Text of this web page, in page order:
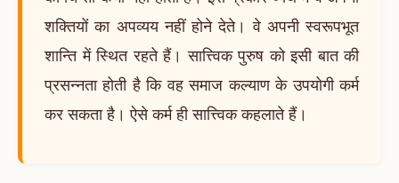
शक्तियों का अपव्यय नहीं होने देते। वे अपनी स्वरूपभूत
शान्ति में स्थित रहते हैं। सात्त्विक पुरुष को इसी बात की
प्रसन्नता होती है कि वह समाज कल्याण के उपयोगी कर्म
कर सकता है। ऐसे कर्म ही सात्त्विक कहलाते हैं।